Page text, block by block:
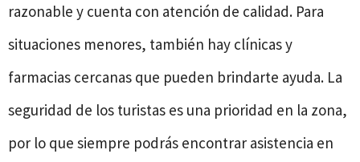
razonable y cuenta con atención de calidad. Para
situaciones menores, también hay clínicas y
farmacias cercanas que pueden brindarte ayuda. La
seguridad de los turistas es una prioridad en la zona,
por lo que siempre podrás encontrar asistencia en